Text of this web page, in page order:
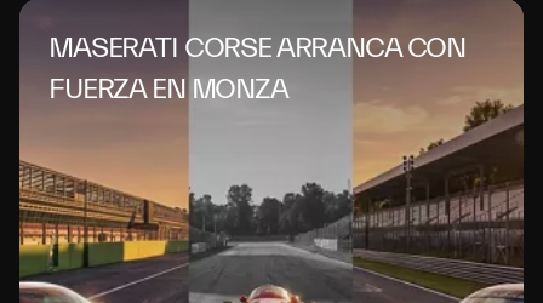
MASERATI CORSE ARRANCA CON
FUERZA EN MONZA